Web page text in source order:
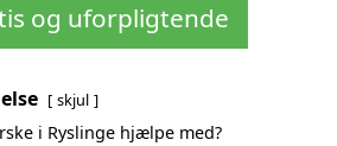
og uforpligtende
skjul
i Ryslinge hjælpe med?